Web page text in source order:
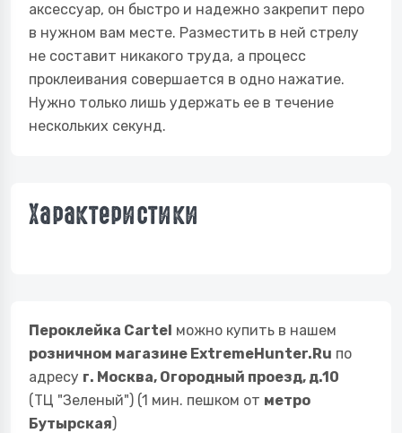
аксессуар, он быстро и надежно закрепит перо
в нужном вам месте. Разместить в ней стрелу
не составит никакого труда, а процесс
проклеивания совершается в одно нажатие.
Нужно только лишь удержать ее в течение
нескольких секунд.
Характеристики
Пероклейка Cartel можно купить в нашем
розничном магазине ExtremeHunter.Ru по
адресу г. Москва, Огородный проезд, д.10
(ТЦ "Зеленый") (1 мин. пешком от метро
Бутырская)